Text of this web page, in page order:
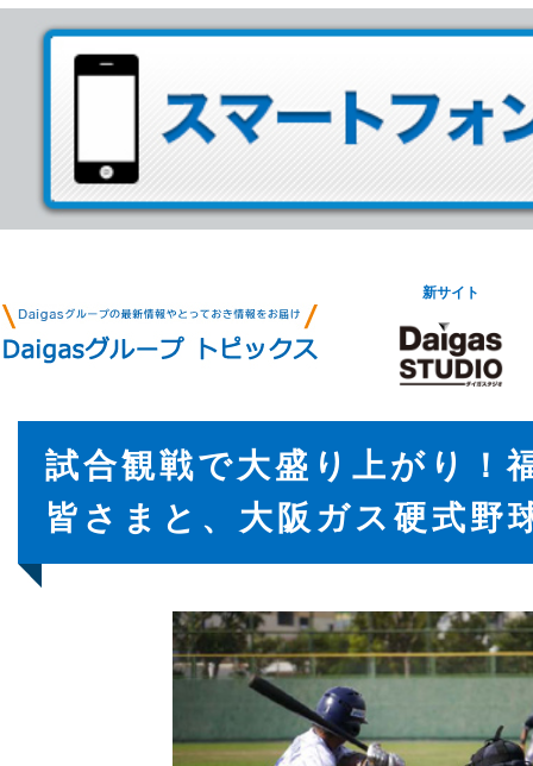
新サイト
試合観戦で大盛り上がり！
皆さまと、大阪ガス硬式野